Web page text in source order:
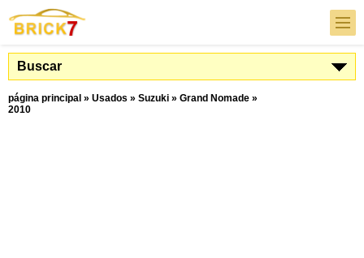
Buscar
página principal » Usados » Suzuki » Grand Nomade »
2010